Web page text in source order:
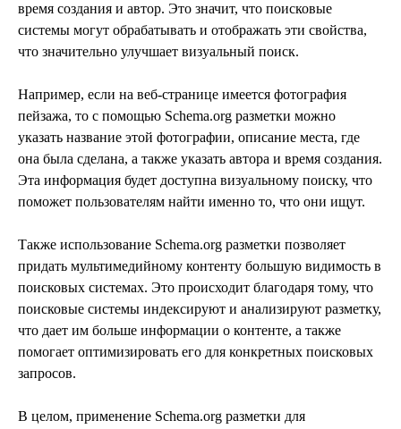
время создания и автор. Это значит, что поисковые
системы могут обрабатывать и отображать эти свойства,
что значительно улучшает визуальный поиск.
Например, если на веб-странице имеется фотография
пейзажа, то с помощью Schema.org разметки можно
указать название этой фотографии, описание места, где
она была сделана, а также указать автора и время создания.
Эта информация будет доступна визуальному поиску, что
поможет пользователям найти именно то, что они ищут.
Также использование Schema.org разметки позволяет
придать мультимедийному контенту большую видимость в
поисковых системах. Это происходит благодаря тому, что
поисковые системы индексируют и анализируют разметку,
что дает им больше информации о контенте, а также
помогает оптимизировать его для конкретных поисковых
запросов.
В целом, применение Schema.org разметки для